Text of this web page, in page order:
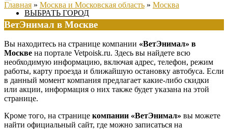
ВЫБРАТЬ ГОРОД
Главная » Москва и Московская область » Москва
ВетЭнимал в Москве
Вы находитесь на странице компании «ВетЭнимал» в
Москве на портале Vetpoisk.ru. Здесь вы найдете всю
необходимую информацию, включая адрес, телефон, режим
работы, карту проезда и ближайшую остановку автобуса. Если
в данный момент компания предлагает какие-либо скидки
или акции, информация о них также будет указана на этой
странице.
Кроме того, на странице компании «ВетЭнимал» вы можете
найти официальный сайт, где можно записаться на